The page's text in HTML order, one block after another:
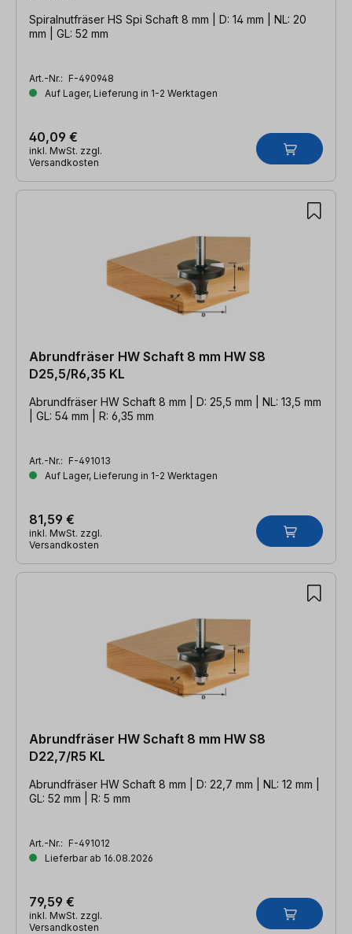
Spiralnutfräser HS Spi Schaft 8 mm | D: 14 mm | NL: 20
mm | GL: 52 mm
Art.-Nr.: F-490948
Auf Lager, Lieferung in 1-2 Werktagen
40,09 €
inkl. MwSt. zzgl.
Versandkosten
Abrundfräser HW Schaft 8 mm HW S8
D25,5/R6,35 KL
Abrundfräser HW Schaft 8 mm | D: 25,5 mm | NL: 13,5 mm
| GL: 54 mm | R: 6,35 mm
Art.-Nr.: F-491013
Auf Lager, Lieferung in 1-2 Werktagen
81,59 €
inkl. MwSt. zzgl.
Versandkosten
Abrundfräser HW Schaft 8 mm HW S8
D22,7/R5 KL
Abrundfräser HW Schaft 8 mm | D: 22,7 mm | NL: 12 mm |
GL: 52 mm | R: 5 mm
Art.-Nr.: F-491012
Lieferbar ab 16.08.2026
79,59 €
inkl. MwSt. zzgl.
Versandkosten